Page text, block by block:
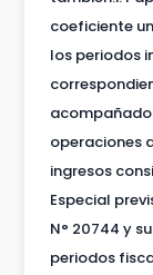
coeficiente
los periodos
operaciones
ingresos
Especial
N° 20744 y
periodos